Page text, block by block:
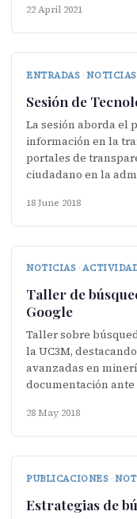
22 April 2021
ENTRADAS · NOTICIAS
Sesión de
La sesión aborda el
información en la
portales de
ciudadano en la
18 June 2018
NOTICIAS ·
Taller de
Google
Taller sobre
la UC3M,
avanzadas en
documentación
28 May 2018
PUBLICACIONES ·
Estrategias de